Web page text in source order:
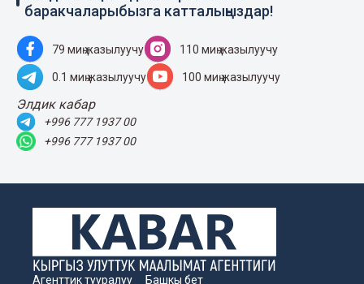
баракчаларыбызга катталыңыздар!
79 миң жазылуучу 110 миң жазылуучу
0.1 миң жазылуучу 100 миң жазылуучу
Элдик кабар
+996 777 1937 00
+996 777 1937 00
Агенттик тууралуу Башкы бет